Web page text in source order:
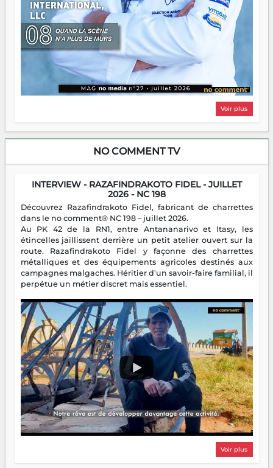
Voir plus
NO COMMENT TV
INTERVIEW - RAZAFINDRAKOTO FIDEL - JUILLET
2026 - NC 198
Découvrez Razafindrakoto Fidel, fabricant de charrettes
dans le no comment® NC 198 – juillet 2026.
Au PK 42 de la RN1, entre Antananarivo et Itasy, les
étincelles jaillissent derrière un petit atelier ouvert sur la
route. Razafindrakoto Fidel y façonne des charrettes
métalliques et des équipements agricoles destinés aux
campagnes malgaches. Héritier d'un savoir-faire familial, il
perpétue un métier discret mais essentiel.
Voir plus